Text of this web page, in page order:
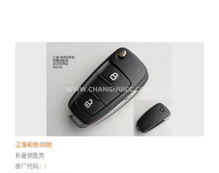
江淮和悦/同悦
折叠钥匙壳
原厂代码：/